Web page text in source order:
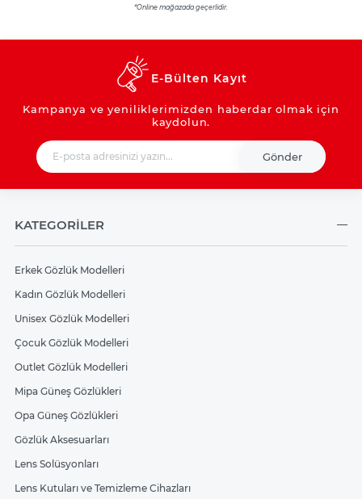
*Online mağazada geçerlidir.
E-Bülten Kayıt
Kampanya ve yeniliklerimizden haberdar olmak için
kaydolun.
Gönder
KATEGORİLER
Erkek Gözlük Modelleri
Kadın Gözlük Modelleri
Unisex Gözlük Modelleri
Çocuk Gözlük Modelleri
Outlet Gözlük Modelleri
Mipa Güneş Gözlükleri
Opa Güneş Gözlükleri
Gözlük Aksesuarları
Lens Solüsyonları
Lens Kutuları ve Temizleme Cihazları